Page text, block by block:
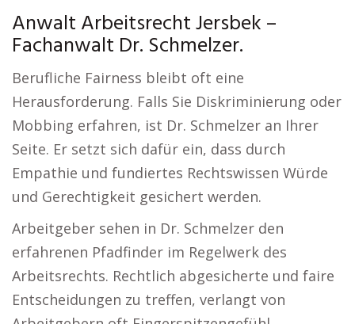
Anwalt Arbeitsrecht Jersbek –
Fachanwalt Dr. Schmelzer.
Berufliche Fairness bleibt oft eine
Herausforderung. Falls Sie Diskriminierung oder
Mobbing erfahren, ist Dr. Schmelzer an Ihrer
Seite. Er setzt sich dafür ein, dass durch
Empathie und fundiertes Rechtswissen Würde
und Gerechtigkeit gesichert werden.
Arbeitgeber sehen in Dr. Schmelzer den
erfahrenen Pfadfinder im Regelwerk des
Arbeitsrechts. Rechtlich abgesicherte und faire
Entscheidungen zu treffen, verlangt von